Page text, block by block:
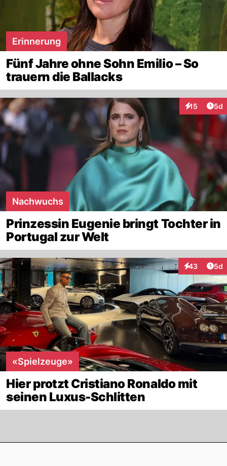
Erinnerung
Fünf Jahre ohne Sohn Emilio – So
trauern die Ballacks
15
Interaktionen
5d
Nachwuchs
Prinzessin Eugenie bringt Tochter in
Portugal zur Welt
43
Interaktionen
5d
«Spielzeuge»
Hier protzt Cristiano Ronaldo mit
seinen Luxus-Schlitten